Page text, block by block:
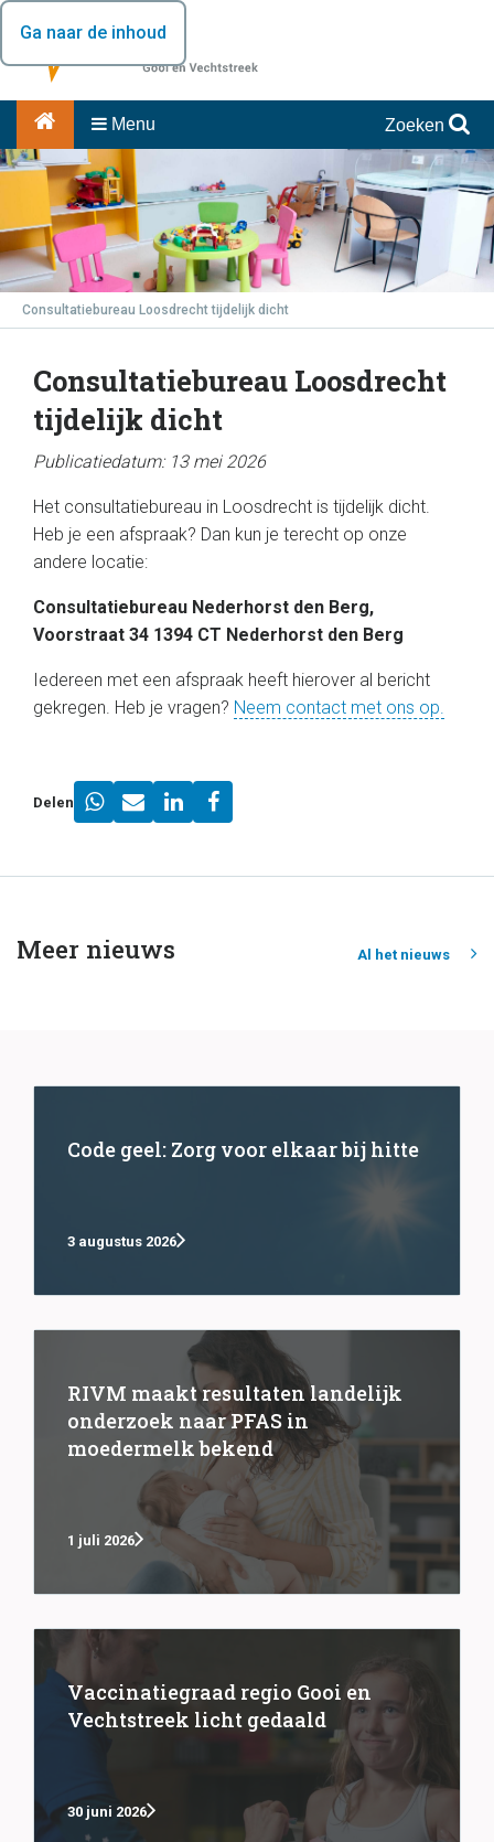
Ga naar de inhoud
Menu Zoeken
Consultatiebureau Loosdrecht tijdelijk dicht
Consultatiebureau Loosdrecht
tijdelijk dicht
Publicatiedatum: 13 mei 2026
Het consultatiebureau in Loosdrecht is tijdelijk dicht.
Heb je een afspraak? Dan kun je terecht op onze
andere locatie:
Consultatiebureau Nederhorst den Berg,
Voorstraat 34 1394 CT Nederhorst den Berg
Iedereen met een afspraak heeft hierover al bericht
gekregen. Heb je vragen? Neem contact met ons op.
Delen
Meer nieuws Al het nieuws
Code geel: Zorg voor elkaar bij hitte
3 augustus 2026
RIVM maakt resultaten landelijk
onderzoek naar PFAS in
moedermelk bekend
1 juli 2026
Vaccinatiegraad regio Gooi en
Vechtstreek licht gedaald
30 juni 2026